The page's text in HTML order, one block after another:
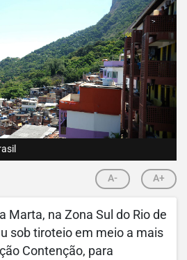
A- A+
Marta, na Zona Sul do Rio de
sob tiroteio em meio a mais
Contenção, para